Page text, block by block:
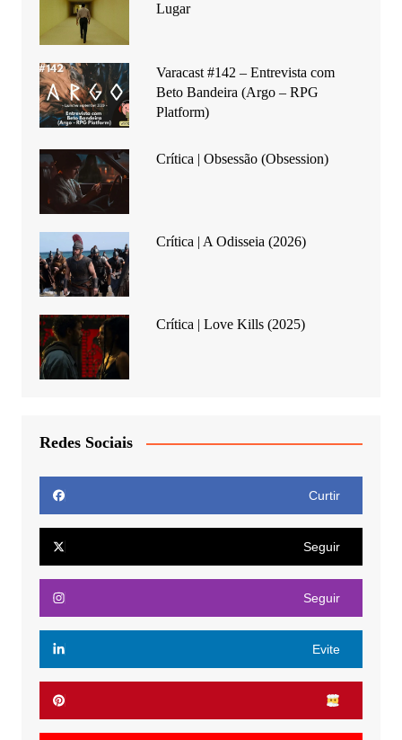
Lugar
Varacast #142 – Entrevista com
Beto Bandeira (Argo – RPG
Platform)
Crítica | Obsessão (Obsession)
Crítica | A Odisseia (2026)
Crítica | Love Kills (2025)
Redes Sociais
Curtir
Seguir
Seguir
Evite